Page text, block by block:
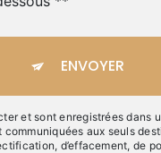
ENVOYER
et sont enregistrées
aux seuls
d’effacement, de